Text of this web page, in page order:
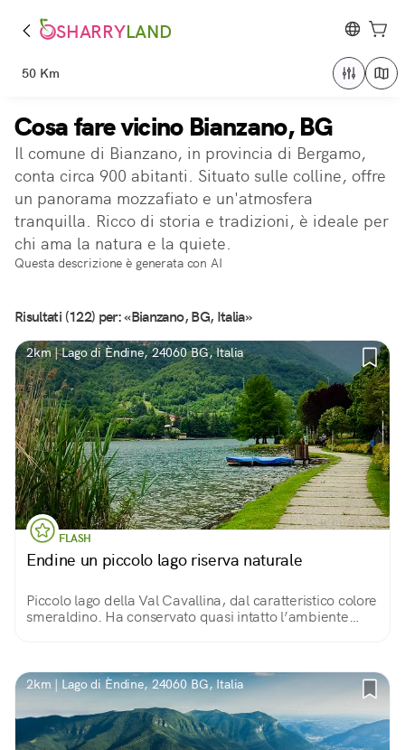
SHARRYLAND
50 Km
Cosa fare vicino Bianzano, BG
Il comune di Bianzano, in provincia di Bergamo,
conta circa 900 abitanti. Situato sulle colline, offre
un panorama mozzafiato e un'atmosfera
tranquilla. Ricco di storia e tradizioni, è ideale per
chi ama la natura e la quiete.
Questa descrizione è generata con AI
Risultati (122) per: «Bianzano, BG, Italia»
2km | Lago di Èndine, 24060 BG, Italia
FLASH
Endine un piccolo lago riserva naturale
Piccolo lago della Val Cavallina, dal caratteristico colore
smeraldino. Ha conservato quasi intatto l’ambiente
2km | Lago di Èndine, 24060 BG, Italia